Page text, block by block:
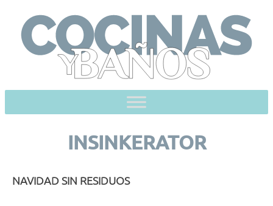
content
INSINKERATOR
NAVIDAD SIN RESIDUOS